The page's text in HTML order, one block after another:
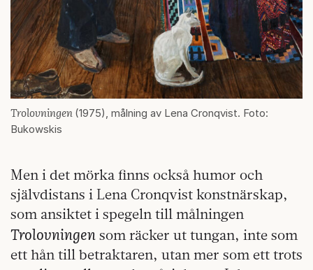
Trolovningen (1975), målning av Lena Cronqvist. Foto:
Bukowskis
Men i det mörka finns också humor och
självdistans i Lena Cronqvist konstnärskap,
som ansiktet i spegeln till målningen
Trolovningen som räcker ut tungan, inte som
ett hån till betraktaren, utan mer som ett trots